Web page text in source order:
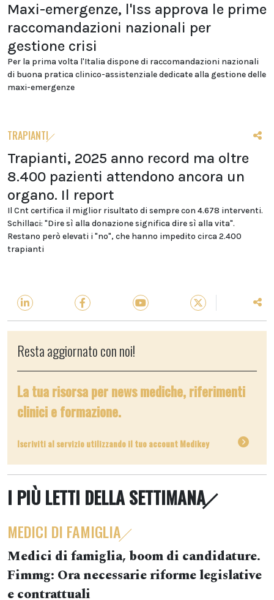
Maxi-emergenze, l'Iss approva le prime
raccomandazioni nazionali per
gestione crisi
Per la prima volta l'Italia dispone di raccomandazioni nazionali
di buona pratica clinico-assistenziale dedicate alla gestione delle
maxi-emergenze
TRAPIANTI
Trapianti, 2025 anno record ma oltre
8.400 pazienti attendono ancora un
organo. Il report
Il Cnt certifica il miglior risultato di sempre con 4.678 interventi.
Schillaci: "Dire sì alla donazione significa dire sì alla vita".
Restano però elevati i "no", che hanno impedito circa 2.400
trapianti
Resta aggiornato con noi!
La tua risorsa per news mediche, riferimenti
clinici e formazione.
Iscriviti al servizio utilizzando il tuo account Medikey
I PIÙ LETTI DELLA SETTIMANA
MEDICI DI FAMIGLIA
Medici di famiglia, boom di candidature.
Fimmg: Ora necessarie riforme legislative
e contrattuali